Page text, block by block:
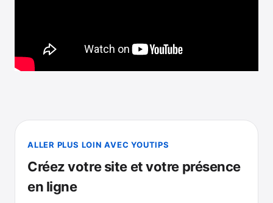
ALLER PLUS LOIN AVEC YOUTIPS
Créez votre site et votre présence
en ligne